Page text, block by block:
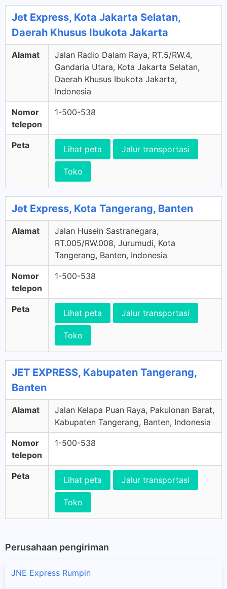
Jet Express, Kota Jakarta Selatan,
Daerah Khusus Ibukota Jakarta
Alamat
Jalan Radio Dalam Raya, RT.5/RW.4,
Gandaria Utara, Kota Jakarta Selatan,
Daerah Khusus Ibukota Jakarta,
Indonesia
Nomor
telepon
1-500-538
Peta Lihat peta Jalur transportasi
Toko
Jet Express, Kota Tangerang, Banten
Alamat
Jalan Husein Sastranegara,
RT.005/RW.008, Jurumudi, Kota
Tangerang, Banten, Indonesia
Nomor
telepon
1-500-538
Peta Lihat peta Jalur transportasi
Toko
JET EXPRESS, Kabupaten Tangerang,
Banten
Alamat
Jalan Kelapa Puan Raya, Pakulonan Barat,
Kabupaten Tangerang, Banten, Indonesia
Nomor
telepon
1-500-538
Peta Lihat peta Jalur transportasi
Toko
Perusahaan pengiriman
JNE Express Rumpin